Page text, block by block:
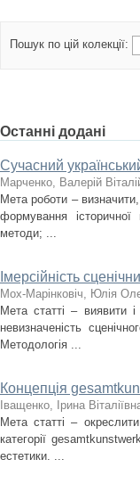
Пошук по цій колекції:
Останні додані
Сучасний
Марченко, Валерій
Мета роботи –
формування історичної
методи; ...
Імерсійність
Мох-Марінковіч, Юлія
Мета статті – виявити і
невизначеність
Методологія ...
Концепція
Іващенко, Ірина
Мета статті –
категорії
естетики. ...